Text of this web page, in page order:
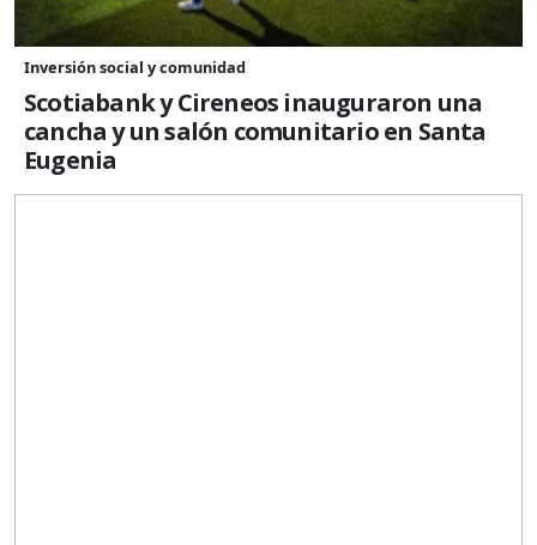
Inversión social y comunidad
Scotiabank y Cireneos inauguraron una
cancha y un salón comunitario en Santa
Eugenia